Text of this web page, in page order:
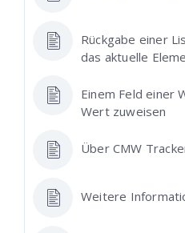
Rückgabe einer
das aktuelle
Einem Feld einer
Wert zuweisen
Über CMW
Weitere